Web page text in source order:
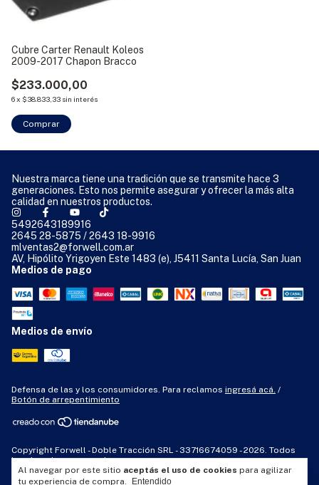
Al navegar por este sitio aceptás el uso de cookies para agilizar
tu experiencia de compra.
Entendido
Cubre Carter Renault Koleos
2009-2017 Chapon Bracco
$233.000,00
6x $38.833,33 sin interés
Nuestra marca tiene una tradición que se transmite hace 3
generaciones. Esto nos permite asegurar y ofrecer la más alta
calidad en nuestros productos.
5492643189916
2645 28-5875 / 2643 18-9916
mlventas2@forwell.com.ar
AV, Hipólito Yrigoyen Este 1483 (e), J5411 Santa Lucía, San Juan
Medios de pago
Medios de envío
Defensa de las y los consumidores. Para reclamos ingresá acá. /
Botón de arrepentimiento
Copyright Forwell - Doble Tracción SRL - 33716674059 - 2026. Todos
los derechos reservados.